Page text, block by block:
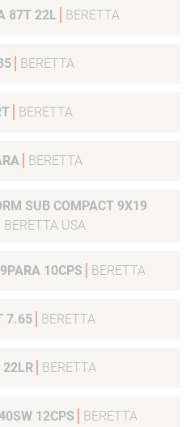
87T 22L BERETTA
BERETTA
BERETTA
BERETTA
SUB COMPACT 9X19
BERETTA USA
10CPS BERETTA
7.65 BERETTA
22LR BERETTA
12CPS BERETTA